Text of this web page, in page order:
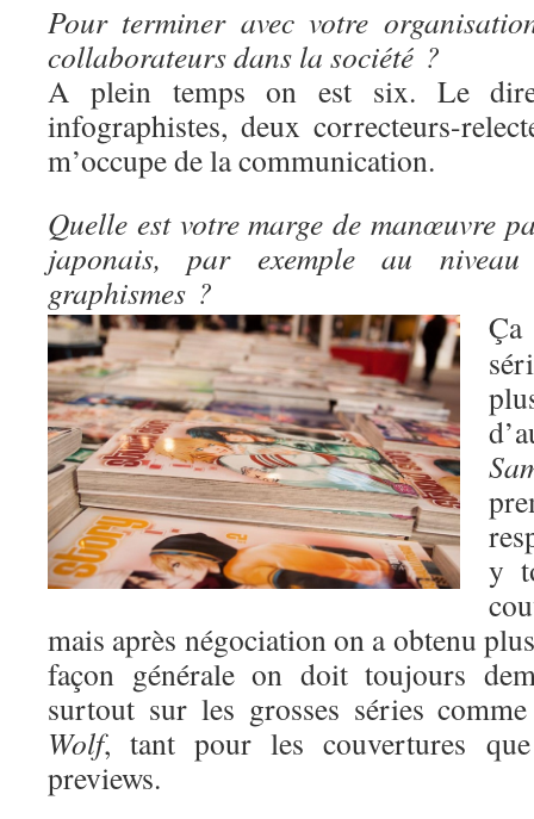
Pour terminer avec votre
collaborateurs dans la société ?
A plein temps on est six. Le
infographistes, deux correcteurs-
m’occupe de la communication.
Quelle est votre marge de manœuvre
japonais, par exemple au
graphismes ?
y
mais après négociation on a obtenu
façon générale on doit toujours
surtout sur les grosses séries
Wolf, tant pour les couvertures
previews.